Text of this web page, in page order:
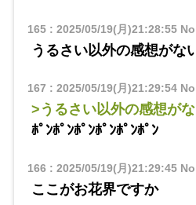
165: 2025/05/19(月)21:28:55
うるさい以外の感想がな
167 : 2025/05/19(月)21:29:54
>うるさい以外の感想が
ﾎﾟﾝﾎﾟﾝﾎﾟﾝﾎﾟﾝﾎﾟﾝﾎﾟﾝ
166 : 2025/05/19(月)21:29:45
ここがお花界ですか